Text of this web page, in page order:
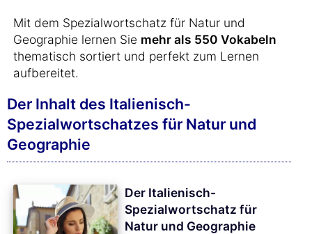
Mit dem Spezialwortschatz für Natur und
Geographie lernen Sie mehr als 550 Vokabeln
thematisch sortiert und perfekt zum Lernen
aufbereitet.
Der Inhalt des Italienisch-
Spezialwortschatzes für Natur und
Geographie
Der Italienisch-
Spezialwortschatz für
Natur und Geographie